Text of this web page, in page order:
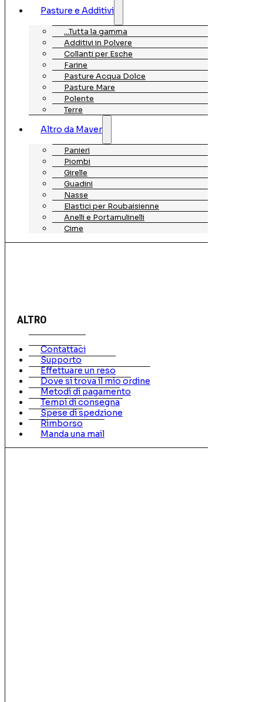
Pasture e Additivi
…Tutta la gamma
Additivi in Polvere
Collanti per Esche
Farine
Pasture Acqua Dolce
Pasture Mare
Polente
Terre
Altro da Maver
Panieri
Piombi
Girelle
Guadini
Nasse
Elastici per Roubaisienne
Anelli e Portamulinelli
Cime
ALTRO
Contattaci
Supporto
Effettuare un reso
Dove si trova il mio ordine
Metodi di pagamento
Tempi di consegna
Spese di spedzione
Rimborso
Manda una mail